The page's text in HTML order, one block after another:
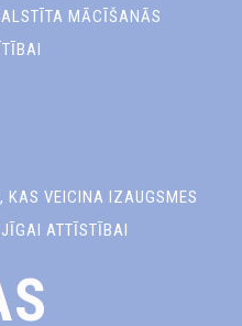
MĀCĪŠANĀS
KAS VEICINA IZAUGSMES
ATTĪSTĪBAI